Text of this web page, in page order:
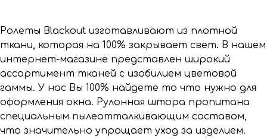
Ролеты Blackout изготавливают из плотной
ткани, которая на 100% закрывает свет. В нашем
интернет-магазине представлен широкий
ассортимент тканей с изобилием цветовой
гаммы. У нас Вы 100% найдете то что нужно для
оформления окна. Рулонная штора пропитана
специальным пылеотталкивающим составом,
что значительно упрощает уход за изделием.